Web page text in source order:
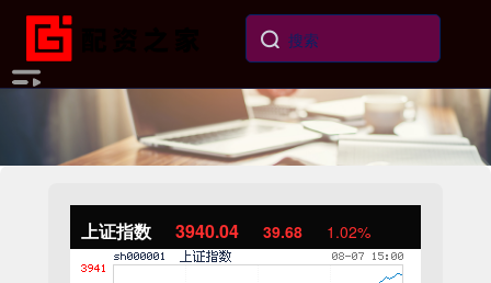
上证指数 3940.04 39.68 1.02%